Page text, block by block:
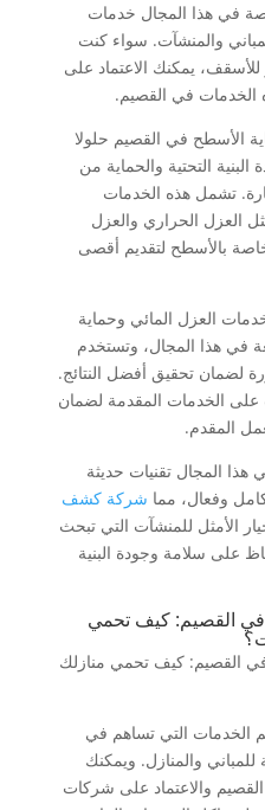
في هذا المجال خدمات
والمنشآت. سواء كنت
يمكنك الاعتماد على
الخدمات في القصيم.
الأسطح في القصيم حلولا
التحتية والحماية من
تشمل هذه الخدمات
العزل الحراري والعزل
بالأسطح لتقديم أقصى
العزل المائي وحماية
في هذا المجال، وتستخدم
لضمان تحقيق أفضل النتائج.
الخدمات المقدمة لضمان
المقدم.
المجال تقنيات حديثة
وفعال، مما شركة كشف
الأمثل للمنشآت التي تبحث
على سلامة وجودة البنية
القصيم: كيف تحمي
الخدمات التي تساهم في
للمباني والمنازل. ويمكنك
والاعتماد على شركات